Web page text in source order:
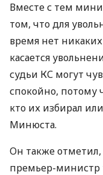
Вместе с тем
том, что для
время нет
касается
судьи КС могут
спокойно, потому
кто их избирал
Минюста.
Он также
премьер-министр